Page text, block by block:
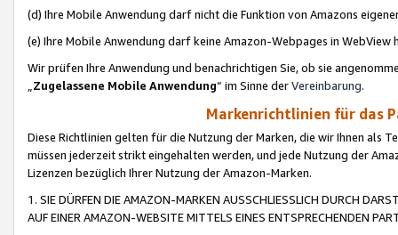
(d) Ihre Mobile Anwendung darf nicht die Funktion von Amazons
(e) Ihre Mobile Anwendung darf keine Amazon-Webpages in WebView
Wir prüfen Ihre Anwendung und benachrichtigen Sie, ob sie
„Zugelassene Mobile Anwendung“ im Sinne derVereinbarung.
Markenrichtlinien für das
Diese Richtlinien gelten für die Nutzung der Marken, die wir Ihnen als
müssen jederzeit strikt eingehalten werden, und jede Nutzung der
Lizenzen bezüglich Ihrer Nutzung der Amazon-Marken.
1. SIE DÜRFEN DIE AMAZON-MARKEN AUSSCHLIESSLICH DURCH
AUF EINER AMAZON-WEBSITE MITTELS EINES ENTSPRECHENDEN